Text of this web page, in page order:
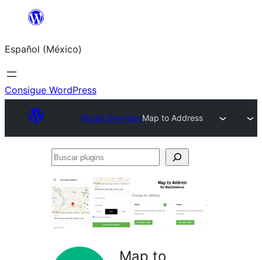
Saltar
contenido
Español (México)
Consigue WordPress
Plugin DirectoryMap to Address
Buscar
Map to